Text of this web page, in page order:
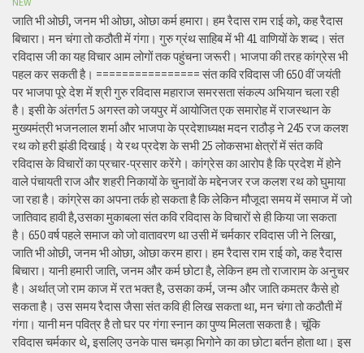
जाति भी ओछी, जनम भी ओछा, ओछा कर्म हमारा। हम रैदास राम राई को, कह रैदास
बिचारा। मन चंगा तो कठौती में गंगा। गुरु ग्रंथ साहिब में भी 41 वाणियों के शब्द। संत
रविदास जी का यह विचार आम लोगों तक पहुंचना जरूरी। भाजपा की तरह कांग्रेस भी
पहल कर सकती है। ================ संत कवि रविदास जी 650 वीं जयंती
पर भाजपा पूरे देश में श्री गुरु रविदास महाराज समरसता संकल्प अभियान चला रही
है। इसी के अंतर्गत 5 अगस्त को जयपुर में आयोजित एक समारोह में राजस्थान के
मुख्यमंत्री भजनलाल शर्मा और भाजपा के प्रदेशाध्यक्ष मदन राठौड़ ने 245 रज कलश
रथ को हरी झंडी दिखाई। ये रथ प्रदेश के सभी 25 लोकसभा क्षेत्रों में संत कवि
रविदास के विचारों का प्रचार-प्रसार करेंगे। कांग्रेस का आरोप है कि प्रदेश में होने
वाले पंचायती राज और शहरी निकायों के चुनावों के मद्देनजर रज कलश रथ को घुमाया
जा रहा है। कांग्रेस का अपना तर्क हो सकता है कि लेकिन मौजूदा समय में समाज में जो
जातिवाद हावी है,उसका मुकाबला संत कवि रविदास के विचारों से ही किया जा सकता
है। 650 वर्ष पहले समाज को जो वातावरण था उसी में चर्मकार रविदास जी ने लिखा,
जाति भी ओछी, जनम भी ओछा, ओछा करम हारा। हम रैदास राम राई को, कह रैदास
बिचारा। यानी हमारी जाति, जनम और कर्म छोटा है, लेकिन हम तो राजाराम के अनुचर
है। अर्थात् जो राम काज में रत भक्त है, उसका कर्म, जन्म और जाति कमतर कैसे हो
सकता है। उस समय रैदास जैसा संत कवि ही लिख सकता था, मन चंगा तो कठौती में
गंगा। यानी मन पवित्र है तो घर पर गंगा स्नान का पुण्य मिलता सकता है। चूंकि
रविदास चर्मकार थे, इसलिए उनके पास चमड़ा भिगोने का का छोटा बर्तन होता था। इस